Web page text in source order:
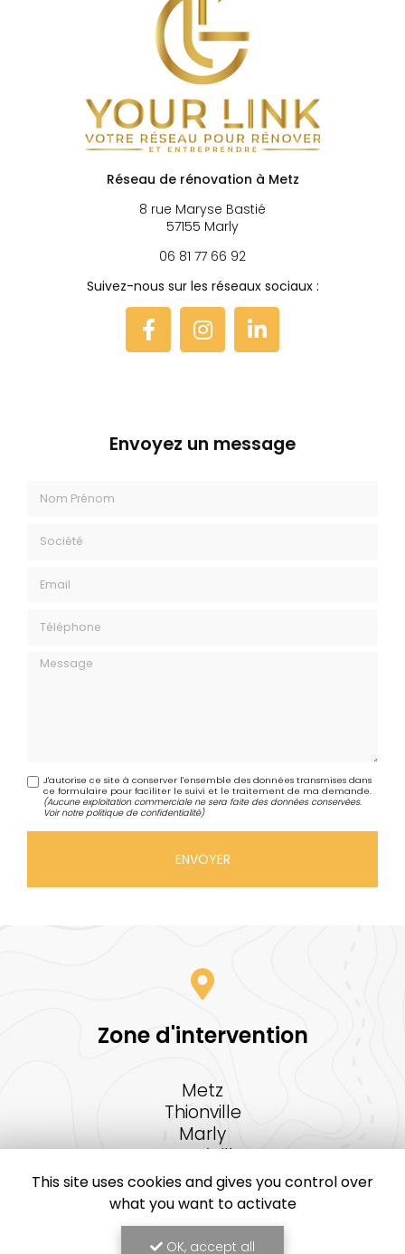
Réseau de rénovation à Metz
8 rue Maryse Bastié
57155 Marly
06 81 77 66 92
Suivez-nous sur les réseaux sociaux :
Envoyez un message
Message
J'autorise ce site à conserver l'ensemble des données transmises dans
ce formulaire pour faciliter le suivi et le traitement de ma demande.
(Aucune exploitation commerciale ne sera faite des données conservées.
Voir notrepolitique de confidentialité)
Zone d'intervention
Metz
Thionville
Marly
Amnéville
Montigny-Lès-Metz
Woippy
Et le secteur...
This site uses cookies and gives you control over
what you want to activate
OK, accept all